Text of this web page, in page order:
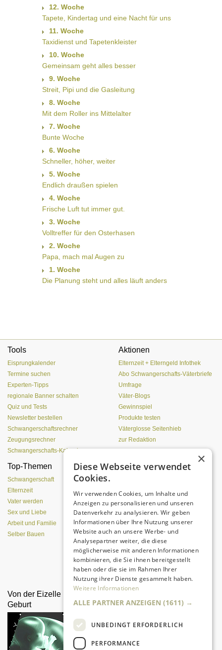
12. Woche
Tapete, Kindertag und eine Nacht für uns
11. Woche
Taxidienst und Tapetenkleister
10. Woche
Gemeinsam geht alles besser
9. Woche
Streit, Pipi und die Gasleitung
8. Woche
Mit dem Roller ins Mittelalter
7. Woche
Bunte Woche
6. Woche
Schneller, höher, weiter
5. Woche
Endlich draußen spielen
4. Woche
Frische Luft tut immer gut.
3. Woche
Volltreffer für den Osterhasen
2. Woche
Papa, mach mal Augen zu
1. Woche
Die Planung steht und alles läuft anders
Tools
Eisprungkalender
Termine suchen
Experten-Tipps
regionale Banner schalten
Quiz und Tests
Newsletter bestellen
Schwangerschaftsrechner
Zeugungsrechner
Schwangerschafts-Kalender
Aktionen
Elternzeit + Elterngeld Infothek
Abo Schwangerschafts-Väterbriefe
Umfrage
Väter-Blogs
Gewinnspiel
Produkte testen
Väterglosse Seitenhieb
zur Redaktion
Top-Themen
Schwangerschaft
Elternzeit
Vater werden
Sex und Liebe
Arbeit und Familie
Selber Bauen
Einen Lehmofen
Da sind Kinder mit Begeisterung
dabei.
Von der Eizelle bis zur
Geburt
×
Diese Webseite verwendet
Cookies.
Wir verwenden Cookies, um Inhalte und
Anzeigen zu personalisieren und unseren
Datenverkehr zu analysieren. Wir geben
Informationen über Ihre Nutzung unserer
Website auch an unsere Werbe- und
Analysepartner weiter, die diese
möglicherweise mit anderen Informationen
kombinieren, die Sie ihnen bereitgestellt
haben oder die sie im Rahmen Ihrer
Nutzung ihrer Dienste gesammelt haben.
Weitere Informationen
ALLE PARTNER ANZEIGEN (1611) →
UNBEDINGT ERFORDERLICH
PERFORMANCE